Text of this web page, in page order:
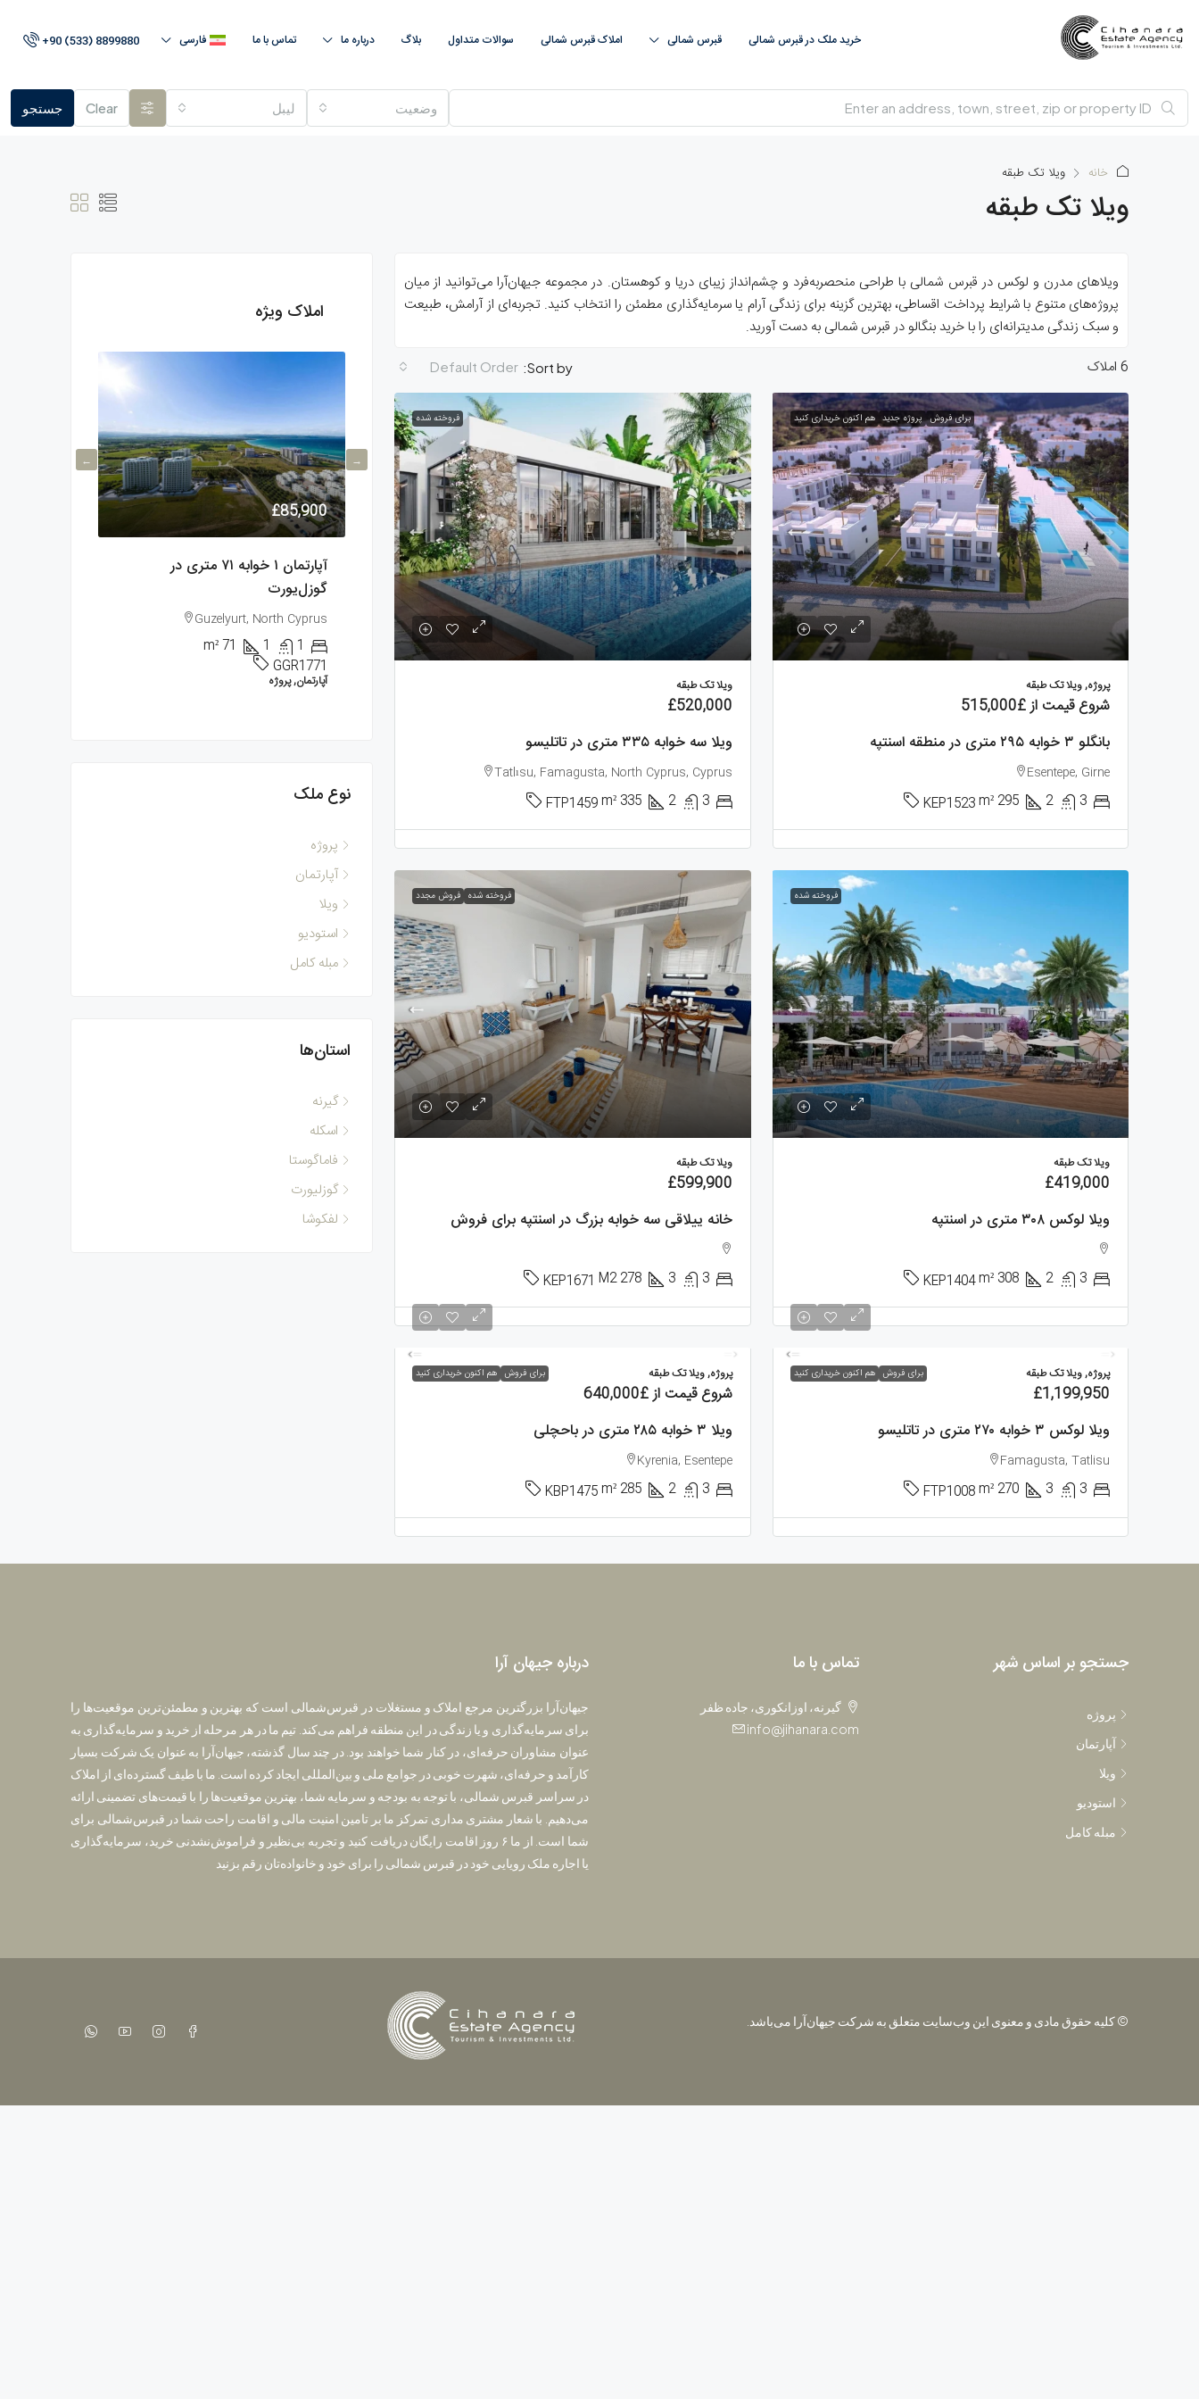
خرید ملک در قبرس شمالی قبرس‌ شمالی املاک قبرس‌ شمالی سوالات متداول بلاگ درباره ما تماس با ما فارسی +90 (533) 8899880
وضعیت لیبل Clear جستجو
خانه ویلا تک طبقه
ویلا تک طبقه
ویلاهای مدرن و لوکس در قبرس شمالی با طراحی منحصربه‌فرد و چشم‌انداز زیبای دریا و کوهستان. در مجموعه جیهان‌آرا می‌توانید از میان
پروژه‌های متنوع با شرایط پرداخت اقساطی، بهترین گزینه برای زندگی آرام یا سرمایه‌گذاری مطمئن را انتخاب کنید. تجربه‌ای از آرامش، طبیعت
و سبک زندگی مدیترانه‌ای را با خرید بنگالو در قبرس شمالی به دست آورید.
6 املاک
Sort by:
Default Order
برای فروش پروژه جدید هم اکنون خریداری کنید
پروژه, ویلا تک طبقه
شروع قیمت از£515,000
بانگلو ۳ خوابه ۲۹۵ متری در منطقه اسنتپه
Esentepe, Girne
3
2
295
m²
KEP1523
فروخته شده
ویلا تک طبقه
£520,000
ویلا سه خوابه ۳۳۵ متری در تاتلیسو
Tatlısu, Famagusta, North Cyprus, Cyprus
3
2
335
m²
FTP1459
فروخته شده
ویلا تک طبقه
£419,000
ویلا لوکس ۳۰۸ متری در اسنتپه
3
2
308
m²
KEP1404
فروخته شده فروش مجدد
ویلا تک طبقه
£599,900
خانه ییلاقی سه خوابه بزرگ در اسنتپه برای فروش
3
3
278
M2
KEP1671
برای فروش هم اکنون خریداری کنید پروژه, ویلا تک طبقه
£1,199,950
ویلا لوکس ۳ خوابه ۲۷۰ متری در تاتلیسو
Famagusta, Tatlisu
3
3
270
m²
FTP1008
برای فروش هم اکنون خریداری کنید پروژه, ویلا تک طبقه
شروع قیمت از£640,000
ویلا ۳ خوابه ۲۸۵ متری در باحچلی
Kyrenia, Esentepe
3
2
285
m²
KBP1475
املاک ویژه
£500/ماهانه
پنت هاوس ۱ خوابه ۱۰۵ متری در
کارشیاکا
Karsiyaka. Kyrenia
1
105
m²
KKK1727
£117,900
آپارتمان مبله ۲ خوابه ۸۸ متری در
لانگ بیچ
Long Beach, North Cyprus
2
m²
ILR1310
آپارتمان, پروژه, مبله کامل
£85,900
آپارتمان ۱ خوابه ۷۱ متری در
گوزل‌یورت
Guzelyurt, North Cyprus
1
1
71
m²
GGR1771
آپارتمان, پروژه
نوع ملک
پروژه
آپارتمان
ویلا
استودیو
مبله کامل
استان‌ها
گیرنه
اسکله
فاماگوستا
گوزلیورت
لفکوشا
جستجو بر اساس شهر
پروژه
آپارتمان
ویلا
استودیو
مبله کامل
تماس با ما
گیرنه، اوزانکوری، جاده ظفر
info@jihanara.com
درباره جیهان آرا
جیهان‌آرا بزرگترین مرجع املاک و مستغلات در قبرس‌شمالی است که بهترین و مطمئن‌ترین موقعیت‌ها را
برای سرمایه‌گذاری و یا زندگی در این منطقه فراهم می‌کند. تیم ما در هر مرحله از خرید و سرمایه‌گذاری به
عنوان مشاوران حرفه‌ای، در کنار شما خواهند بود. در چند سال گذشته، جیهان‌آرا به عنوان یک شرکت بسیار
کارآمد و حرفه‌ای، شهرت خوبی در جوامع ملی و بین‌المللی ایجاد کرده است. ما با طیف گسترده‌ای از املاک
در سراسر قبرس شمالی، با توجه به بودجه و سرمایه شما، بهترین موقعیت‌ها را با قیمت‌های تضمینی ارائه
می‌دهیم. با شعار مشتری مداری تمرکز ما بر تامین امنیت مالی و اقامت راحت شما در قبرس‌شمالی برای
شما است. از ما ۶ روز اقامت رایگان دریافت کنید و تجربه بی‌نظیر و فراموش‌نشدنی خرید، سرمایه‌گذاری
یا اجاره ملک رویایی خود در قبرس شمالی را برای خود و خانواده‌تان رقم بزنید
© کلیه حقوق مادی و معنوی این وب‌سایت متعلق به شرکت جیهان‌آرا می‌باشد.